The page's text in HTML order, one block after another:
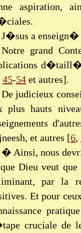
aspiration,
J�sus a enseign�
Notre grand
45-54 et autres].
De judicieux
plus hauts
et autres [6,
� Ainsi, nous
Dieu veut
par la
Et pour
cruciale de